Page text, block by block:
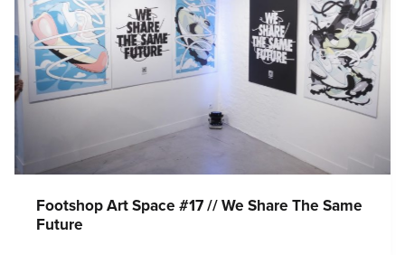
Footshop Art Space #17 // We Share The Same
Future